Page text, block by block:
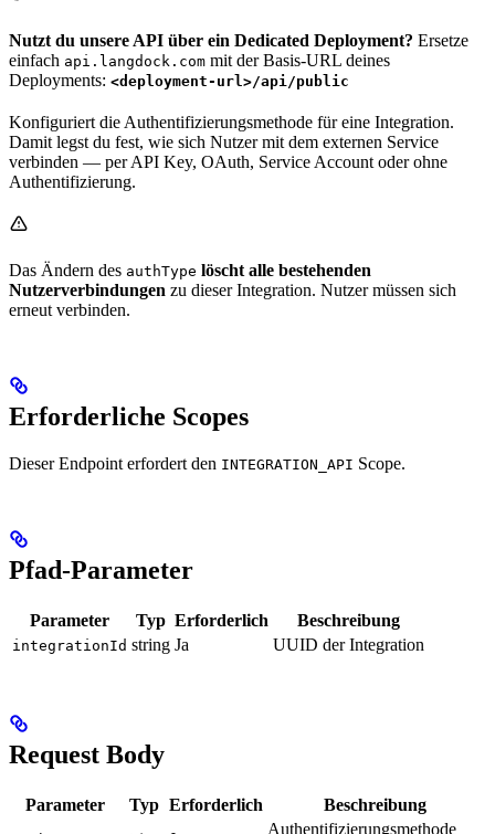
Nutzt du unsere API über ein Dedicated Deployment? Ersetze
einfach api.langdock.com mit der Basis-URL deines
Deployments: <deployment-url>/api/public
Konfiguriert die Authentifizierungsmethode für eine Integration.
Damit legst du fest, wie sich Nutzer mit dem externen Service
verbinden — per API Key, OAuth, Service Account oder ohne
Authentifizierung.
Das Ändern des authType löscht alle bestehenden
Nutzerverbindungen zu dieser Integration. Nutzer müssen sich
erneut verbinden.
Erforderliche Scopes
Dieser Endpoint erfordert den INTEGRATION_API Scope.
Pfad-Parameter
Parameter Typ Erforderlich Beschreibung
integrationId string Ja UUID der Integration
Request Body
Parameter Typ Erforderlich Beschreibung
Authentifizierungsmethode